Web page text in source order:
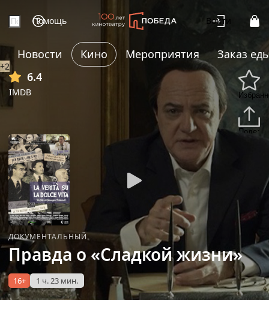
Помощь Войти
Новости Кино Мероприятия
Заказ
6.4
IMDB
+2
ДОКУМЕНТАЛЬНЫЙ
Правда о «Сладкой жизни»
16+ 1 ч. 23 мин.